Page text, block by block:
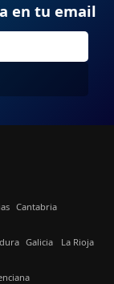
en tu email
Cantabria
Galicia La Rioja